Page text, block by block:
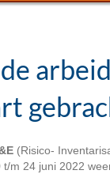
(Risico-
m 24 juni 2022